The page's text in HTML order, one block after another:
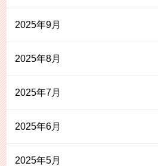
2025年9月
2025年8月
2025年7月
2025年6月
2025年5月